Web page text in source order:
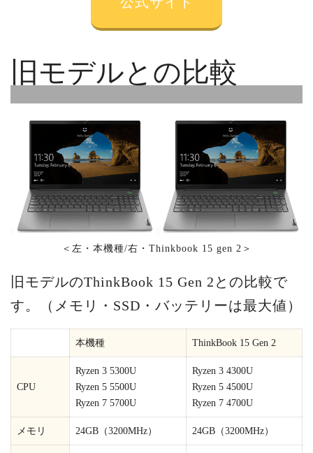
旧モデルとの比較
＜左・本機種/右・Thinkbook 15 gen 2＞
旧モデルのThinkBook 15 Gen 2との比較で
す。（メモリ・SSD・バッテリーは最大値）
本機種 ThinkBook 15 Gen 2
CPU
Ryzen 3 5300U
Ryzen 5 5500U
Ryzen 7 5700U
Ryzen 3 4300U
Ryzen 5 4500U
Ryzen 7 4700U
メモリ 24GB（3200MHz） 24GB（3200MHz）